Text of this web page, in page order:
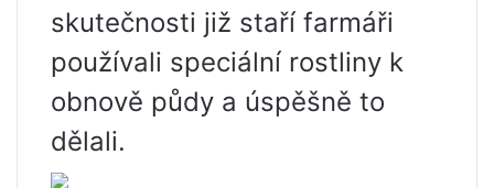
skutečnosti již staří farmáři
používali speciální rostliny k
obnově půdy a úspěšně to
dělali.